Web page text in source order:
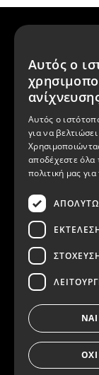
Αυτός ο
Αυτός ο
για να
αποδέχεστε
πολιτική μας
ΟΧΙ